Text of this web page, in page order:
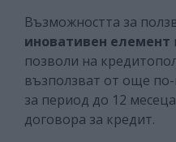
Възможността за
иновативен елемент
позволи на
възползват от още
за период до 12
договора за кредит.